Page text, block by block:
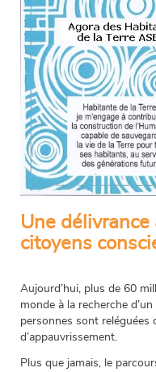
Une
citoyens
Aujourd’hui, plus de 60
monde à la recherche
personnes sont reléguées
d’appauvrissement.
Plus que jamais, le